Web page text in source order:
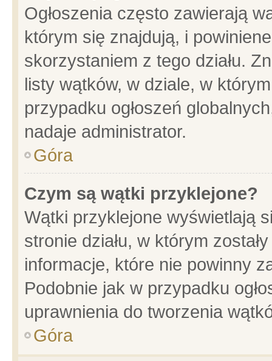
Ogłoszenia często zawierają
którym się znajdują, i
skorzystaniem z tego działu.
listy wątków, w dziale, w
przypadku ogłoszeń
nadaje administrator.
Góra
Czym są wątki przyklejone?
Wątki przyklejone wyświetlają
stronie działu, w którym
informacje, które nie powinny
Podobnie jak w przypadku
uprawnienia do tworzenia
Góra